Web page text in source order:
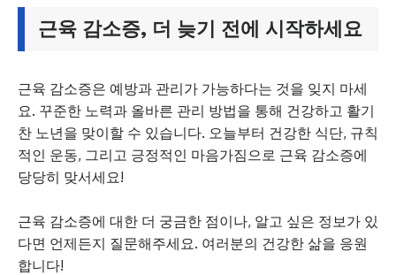
근육 감소증, 더 늦기 전에 시작하세요
근육 감소증은 예방과 관리가 가능하다는 것을 잊지 마세
요. 꾸준한 노력과 올바른 관리 방법을 통해 건강하고 활기
찬 노년을 맞이할 수 있습니다. 오늘부터 건강한 식단, 규칙
적인 운동, 그리고 긍정적인 마음가짐으로 근육 감소증에
당당히 맞서세요!
근육 감소증에 대한 더 궁금한 점이나, 알고 싶은 정보가 있
다면 언제든지 질문해주세요. 여러분의 건강한 삶을 응원
합니다!